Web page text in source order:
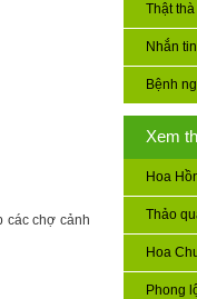
Thật thà
Nhắn
Bệnh
Xem
Hoa
Thảo
Hoa
Phong
các chợ cảnh